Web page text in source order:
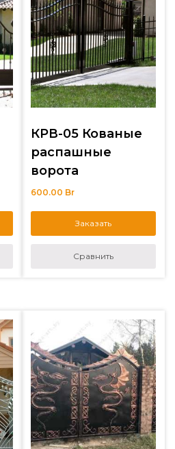
КРВ-05 Кованые
распашные
ворота
600.00 Br
Заказать
Сравнить